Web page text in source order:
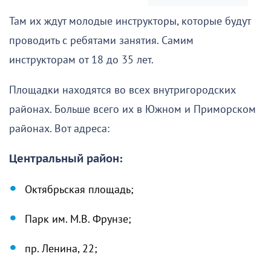
Там их ждут молодые инструкторы, которые будут
проводить с ребятами занятия. Самим
инструкторам от 18 до 35 лет.
Площадки находятся во всех внутригородских
районах. Больше всего их в Южном и Приморском
районах. Вот адреса:
Центральный район:
Октябрьская площадь;
Парк им. М.В. Фрунзе;
пр. Ленина, 22;